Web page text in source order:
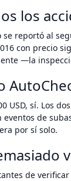
los
reportó al
con precio
—la
USD, sí. Los
de
por sí solo.
de